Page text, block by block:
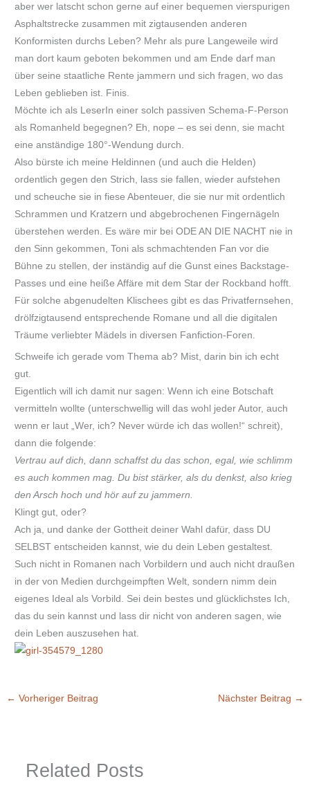
aber wer latscht schon gerne auf einer bequemen vierspurigen
Asphaltstrecke zusammen mit zigtausenden anderen
Konformisten durchs Leben? Mehr als pure Langeweile wird
man dort kaum geboten bekommen und am Ende darf man
über seine staatliche Rente jammern und sich fragen, wo das
Leben geblieben ist. Finis.
Möchte ich als LeserIn einer solch passiven Schema-F-Person
als Romanheld begegnen? Eh, nope – es sei denn, sie macht
eine anständige 180°-Wendung durch.
Also bürste ich meine Heldinnen (und auch die Helden)
ordentlich gegen den Strich, lass sie fallen, wieder aufstehen
und scheuche sie in fiese Abenteuer, die sie nur mit ordentlich
Schrammen und Kratzern und abgebrochenen Fingernägeln
überstehen werden. Es wäre mir bei ODE AN DIE NACHT nie in
den Sinn gekommen, Toni als schmachtenden Fan vor die
Bühne zu stellen, der inständig auf die Gunst eines Backstage-
Passes und eine heiße Affäre mit dem Star der Rockband hofft.
Für solche abgenudelten Klischees gibt es das Privatfernsehen,
drölfzigtausend entsprechende Romane und all die digitalen
Träume verliebter Mädels in diversen Fanfiction-Foren.
Schweife ich gerade vom Thema ab? Mist, darin bin ich echt
gut.
Eigentlich will ich damit nur sagen: Wenn ich eine Botschaft
vermitteln wollte (unterschwellig will das wohl jeder Autor, auch
wenn er laut „Wer, ich? Never würde ich das wollen!“ schreit),
dann die folgende:
Vertrau auf dich, dann schaffst du das schon, egal, wie schlimm
es auch kommen mag. Du bist stärker, als du denkst, also krieg
den Arsch hoch und hör auf zu jammern.
Klingt gut, oder?
Ach ja, und danke der Gottheit deiner Wahl dafür, dass DU
SELBST entscheiden kannst, wie du dein Leben gestaltest.
Such nicht in Romanen nach Vorbildern und auch nicht draußen
in der von Medien durchgeimpften Welt, sondern nimm dein
eigenes Ideal als Vorbild. Sei dein bestes und glücklichstes Ich,
das du sein kannst und lass dir nicht von anderen sagen, wie
dein Leben auszusehen hat.
← Vorheriger Beitrag Nächster Beitrag →
Related Posts